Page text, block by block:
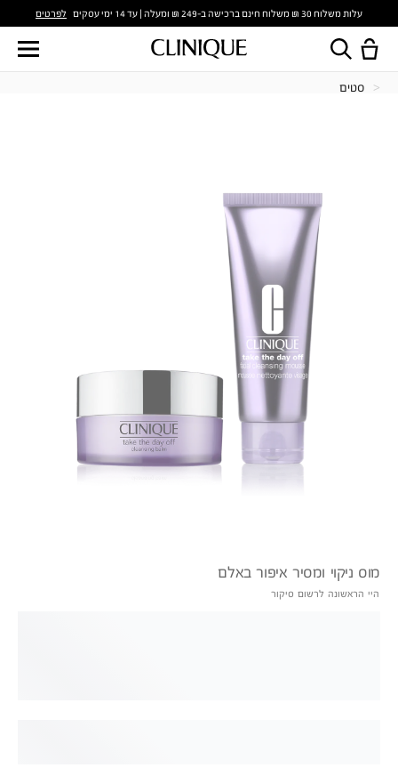
עלות משלוח 30 ₪ משלוח חינם ברכישה ב-249 ₪ ומעלה | עד 14 ימי עסקים לפרטים
סטים
מוס ניקוי ומסיר איפור באלם
היי הראשונה לרשום סיקור